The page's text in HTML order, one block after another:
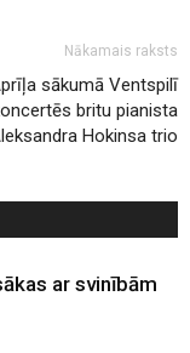
Nākamais raksts
sākumā Ventspilī
britu pianista
Hokinsa trio
ar svinībām